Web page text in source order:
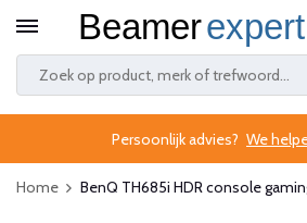
Persoonlijk advies? We
Home BenQ TH685i HDR console